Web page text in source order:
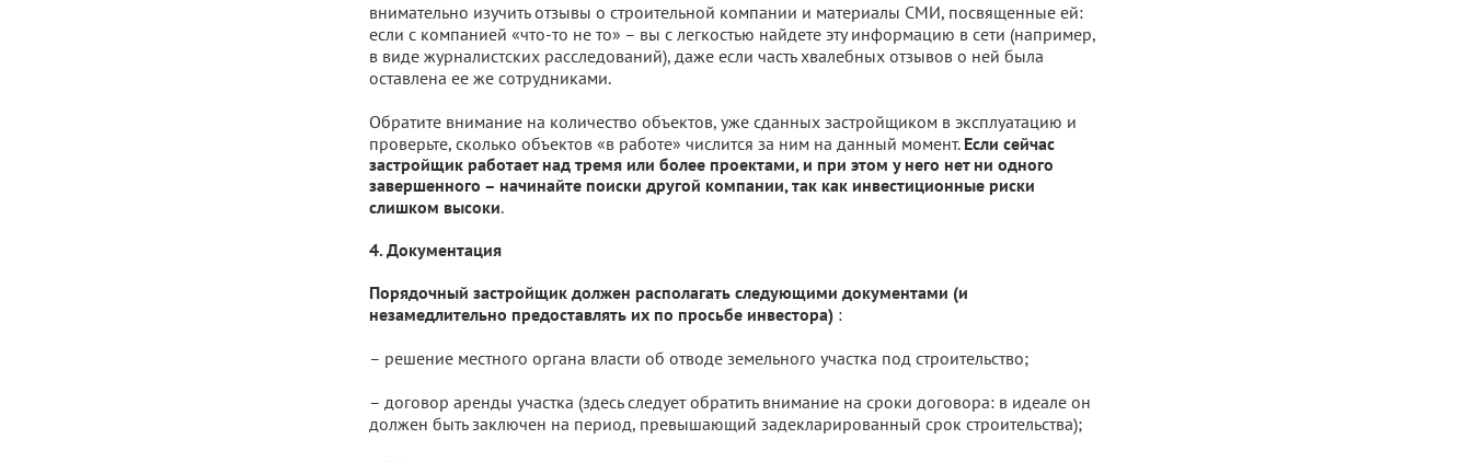
внимательно изучить отзывы о строительной компании и материалы СМИ, посвященные ей:
если с компанией «что-то не то» – вы с легкостью найдете эту информацию в сети (например,
в виде журналистских расследований), даже если часть хвалебных отзывов о ней была
оставлена ее же сотрудниками.
Обратите внимание на количество объектов, уже сданных застройщиком в эксплуатацию и
проверьте, сколько объектов «в работе» числится за ним на данный момент. Если сейчас
застройщик работает над тремя или более проектами, и при этом у него нет ни одного
завершенного – начинайте поиски другой компании, так как инвестиционные риски
слишком высоки.
4. Документация
Порядочный застройщик должен располагать следующими документами (и
незамедлительно предоставлять их по просьбе инвестора) :
– решение местного органа власти об отводе земельного участка под строительство;
– договор аренды участка (здесь следует обратить внимание на сроки договора: в идеале он
должен быть заключен на период, превышающий задекларированный срок строительства);